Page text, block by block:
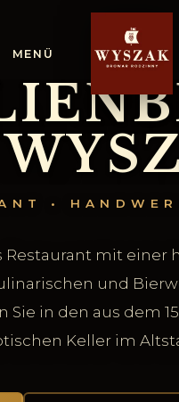
MENÜ
WYS
•
Restaurant mit einer
und
Sie in den aus dem
Keller im